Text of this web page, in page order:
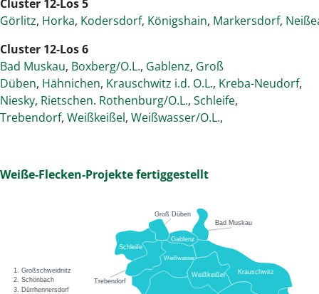
Cluster 12-Los 5
Görlitz, Horka, Kodersdorf, Königshain, Markersdorf,
Cluster 12-Los 6
Bad Muskau, Boxberg/O.L., Gablenz, Groß
Düben, Hähnichen, Krauschwitz i.d. O.L., Kreba-Neudorf,
Niesky, Rietschen. Rothenburg/O.L., Schleife,
Trebendorf, Weißkeißel, Weißwasser/O.L.,
Weiße-Flecken-Projekte fertiggestellt
Bad Muskau
Weißwasser
Gablenz
Groß Düben
Krauschwitz
Schleife
Trebendorf
Weißkeißel
1. Großschweidnitz
2. Schönbach
3. Dürrhennersdorf